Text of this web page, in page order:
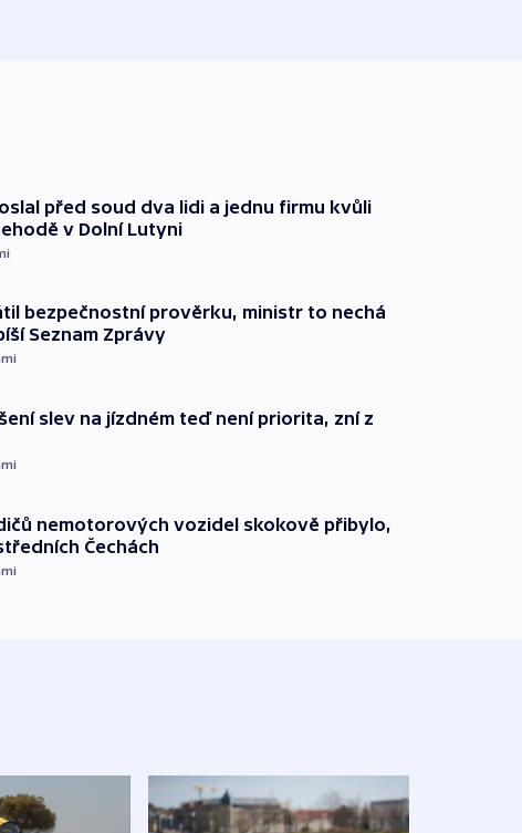
před soud dva lidi a jednu firmu kvůli
v Dolní Lutyni
bezpečnostní prověrku, ministr to nechá
Seznam Zprávy
slev na jízdném teď není priorita, zní z
nemotorových vozidel skokově přibylo,
Čechách